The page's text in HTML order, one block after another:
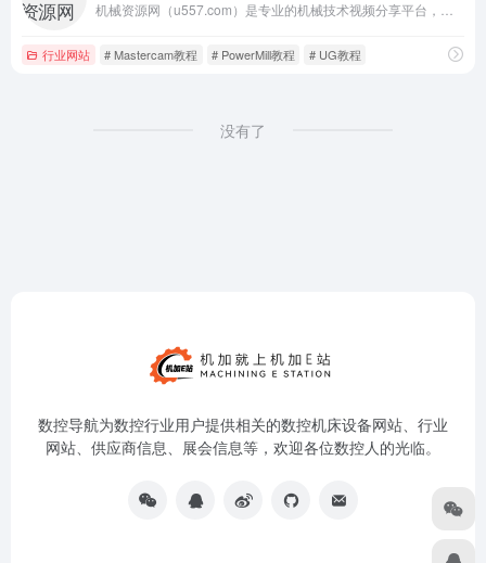
行业网站 # Mastercam教程 # PowerMill教程 # UG教程
没有了
数控导航为数控行业用户提供相关的数控机床设备网站、行业
网站、供应商信息、展会信息等，欢迎各位数控人的光临。